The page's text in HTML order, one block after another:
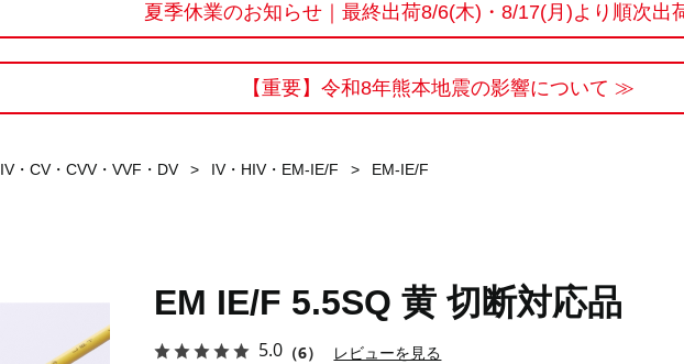
夏季休業のお知らせ｜最終出荷8/6(木)・8/17(月)より順次出
【重要】令和8年熊本地震の影響について ≫
IV・CV・CVV・VVF・DV > IV・HIV・EM-IE/F > EM-IE/F
EM IE/F 5.5SQ 黄 切断対応品
5.0 （6） レビューを見る